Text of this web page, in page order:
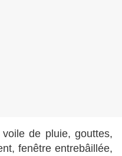
de pluie, gouttes,
fenêtre entrebâillée,